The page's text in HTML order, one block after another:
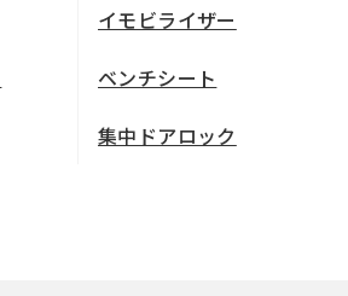
イモビライザー
ベンチシート
集中ドアロック